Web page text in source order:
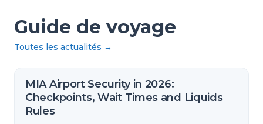
Guide de voyage
Toutes les actualités →
MIA Airport Security in 2026:
Checkpoints, Wait Times and Liquids
Rules